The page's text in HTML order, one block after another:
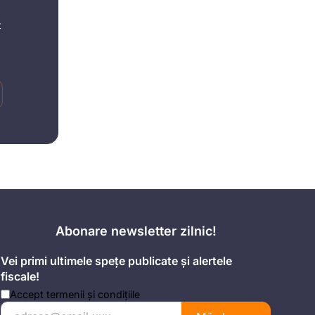
Abonare newsletter zilnic!
Vei primi ultimele spețe publicate și alertele
fiscale!
Accept termenii și condițiile